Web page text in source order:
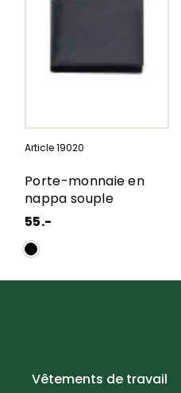
Article 19020
Porte-monnaie en
nappa souple
55.-
Vêtements de travail